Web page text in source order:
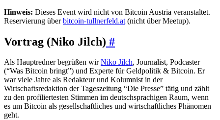
Hinweis: Dieses Event wird nicht von Bitcoin Austria veranstaltet.
Reservierung überbitcoin-tullnerfeld.at (nicht über Meetup).
Vortrag (Niko Jilch) #
Als Hauptredner begrüßen wirNiko Jilch, Journalist, Podcaster
(“Was Bitcoin bringt”) und Experte für Geldpolitik & Bitcoin. Er
war viele Jahre als Redakteur und Kolumnist in der
Wirtschaftsredaktion der Tageszeitung “Die Presse” tätig und zählt
zu den profiliertesten Stimmen im deutschsprachigen Raum, wenn
es um Bitcoin als gesellschaftliches und wirtschaftliches Phänomen
geht.